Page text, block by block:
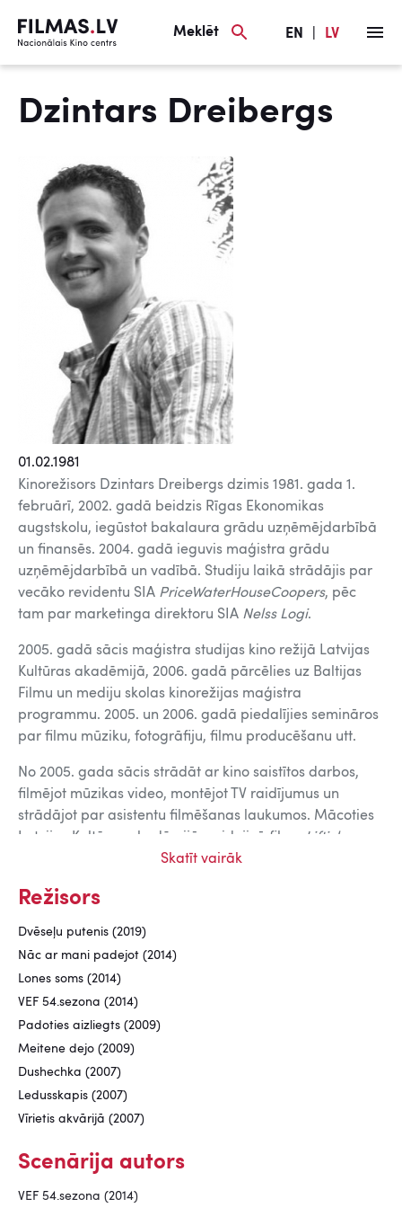
Meklēt EN LV
Dzintars Dreibergs
01.02.1981
Kinorežisors Dzintars Dreibergs dzimis 1981. gada 1.
februārī, 2002. gadā beidzis Rīgas Ekonomikas
augstskolu, iegūstot bakalaura grādu uzņēmējdarbībā
un finansēs. 2004. gadā ieguvis maģistra grādu
uzņēmējdarbībā un vadībā. Studiju laikā strādājis par
vecāko revidentu SIA PriceWaterHouseCoopers, pēc
tam par marketinga direktoru SIA Nelss Logi.
2005. gadā sācis maģistra studijas kino režijā Latvijas
Kultūras akadēmijā, 2006. gadā pārcēlies uz Baltijas
Filmu un mediju skolas kinorežijas maģistra
programmu. 2005. un 2006. gadā piedalījies semināros
par filmu mūziku, fotogrāfiju, filmu producēšanu utt.
No 2005. gada sācis strādāt ar kino saistītos darbos,
filmējot mūzikas video, montējot TV raidījumus un
strādājot par asistentu filmēšanas laukumos. Mācoties
Latvijas Kultūras akadēmijā, veidojis īsfilmu
Lifti, kuros
(2006). Mācību ietvaros Baltijas Filmu
Vīrietis akvārijā
(2007) tapa kā darbs videofilmu konkursam -
skatītāju balsojums ļāva nokļūt četru apbalvoto filmu
skaitā.
Dzintara Dreiberga 2007. gada dokumentālā filma
Dushechkatika nominēta
labākā studentu filma.
Skatīt vairāk
Režisors
Dvēseļu putenis (2019)
Nāc ar mani padejot (2014)
Lones soms (2014)
VEF 54.sezona (2014)
Padoties aizliegts (2009)
Meitene dejo (2009)
Dushechka (2007)
Ledusskapis (2007)
Vīrietis akvārijā (2007)
Scenārija autors
VEF 54.sezona (2014)